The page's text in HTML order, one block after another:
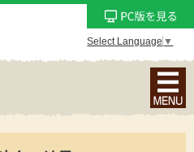
Select Language ▼
ナ
ビ